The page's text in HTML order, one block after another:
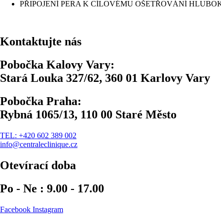
PŘIPOJENÍ PERA K CÍLOVÉMU OŠETŘOVÁNÍ
Kontaktujte nás
Pobočka Kalovy Vary:
Stará Louka 327/62, 360 01 Karlovy Vary
Pobočka Praha:
Rybná 1065/13, 110 00 Staré Město
TEL: +420 602 389 002
info@centraleclinique.cz
Otevírací doba
Po - Ne : 9.00 - 17.00
Facebook Instagram